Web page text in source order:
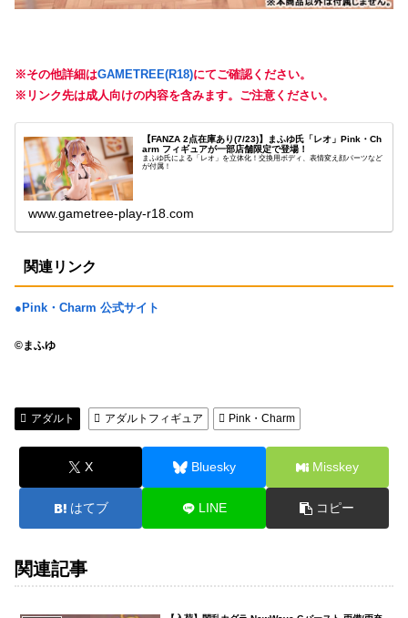
※その他詳細はGAMETREE(R18)にてご確認ください。
※リンク先は成人向けの内容を含みます。ご注意ください。
【FANZA 2点在庫あり(7/23)】まふゆ氏「レオ」Pink・Ch
arm フィギュアが一部店舗限定で登場！
まふゆ氏による「レオ」を立体化！交換用ボディ、表情変え顔パーツなど
が付属！
www.gametree-play-r18.com
関連リンク
●Pink・Charm 公式サイト
©まふゆ
アダルト アダルトフィギュア Pink・Charm
X Bluesky Misskey
はてブ LINE コピー
関連記事